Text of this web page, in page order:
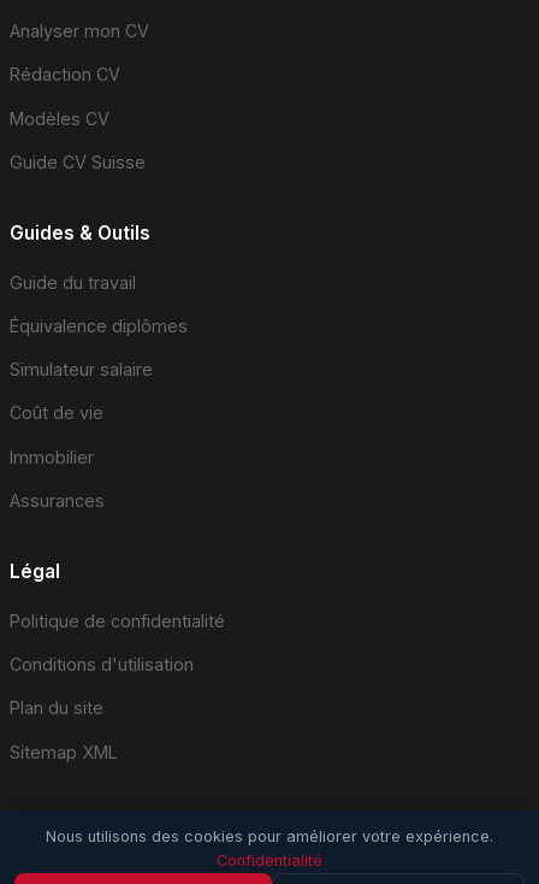
Analyser mon CV
Rédaction CV
Modèles CV
Guide CV Suisse
Guides & Outils
Guide du travail
Équivalence diplômes
Simulateur salaire
Coût de vie
Immobilier
Assurances
Légal
Politique de confidentialité
Conditions d'utilisation
Plan du site
Sitemap XML
Nous utilisons des cookies pour améliorer votre expérience.
Confidentialité